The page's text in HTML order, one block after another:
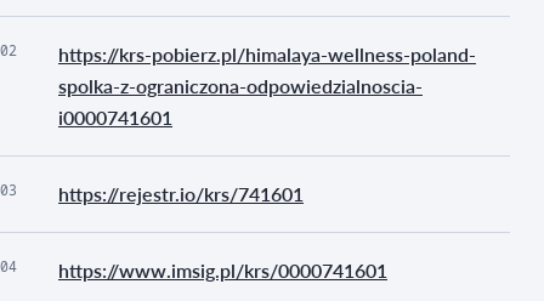
02
https://krs-pobierz.pl/himalaya-wellness-poland-
spolka-z-ograniczona-odpowiedzialnoscia-
i0000741601
03 https://rejestr.io/krs/741601
04 https://www.imsig.pl/krs/0000741601